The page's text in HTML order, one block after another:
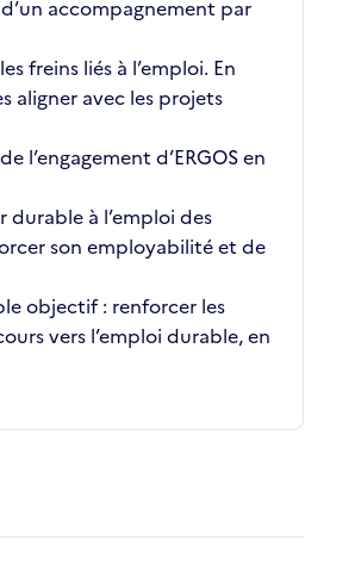
accompagnement par
freins liés à l’emploi. En
aligner avec les projets
d’ERGOS en
à l’emploi des
son employabilité et de
objectif : renforcer les
vers l’emploi durable, en